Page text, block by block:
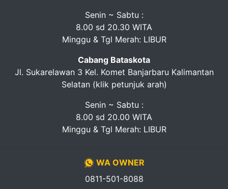
Senin ~ Sabtu :
8.00 sd 20.30 WITA
Minggu & Tgl Merah: LIBUR
Cabang Bataskota
Jl. Sukarelawan 3 Kel. Komet Banjarbaru Kalimantan
Selatan (klik petunjuk arah)
Senin ~ Sabtu :
8.00 sd 20.00 WITA
Minggu & Tgl Merah: LIBUR
WA OWNER
0811-501-8088